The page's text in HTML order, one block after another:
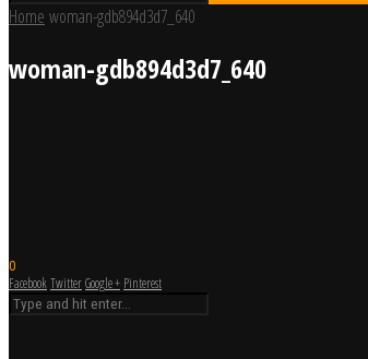
Home woman-gdb894d3d7_640
woman-gdb894d3d7_640
0
FacebookTwitterGoogle + Pinterest